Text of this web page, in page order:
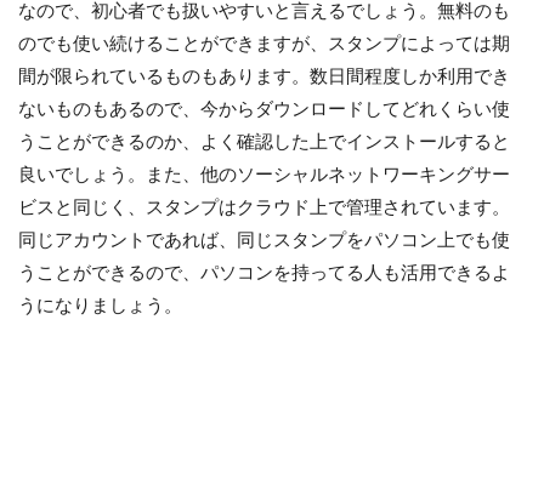
なので、初心者でも扱いやすいと言えるでしょう。無料のも
のでも使い続けることができますが、スタンプによっては期
間が限られているものもあります。数日間程度しか利用でき
ないものもあるので、今からダウンロードしてどれくらい使
うことができるのか、よく確認した上でインストールすると
良いでしょう。また、他のソーシャルネットワーキングサー
ビスと同じく、スタンプはクラウド上で管理されています。
同じアカウントであれば、同じスタンプをパソコン上でも使
うことができるので、パソコンを持ってる人も活用できるよ
うになりましょう。